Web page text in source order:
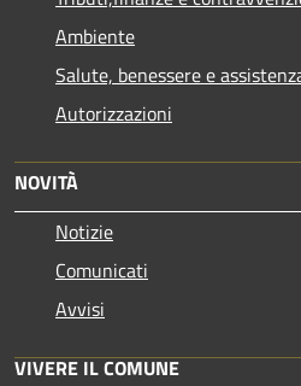
Ambiente
Salute, benessere e
Autorizzazioni
NOVITÀ
Notizie
Comunicati
Avvisi
VIVERE IL COMUNE